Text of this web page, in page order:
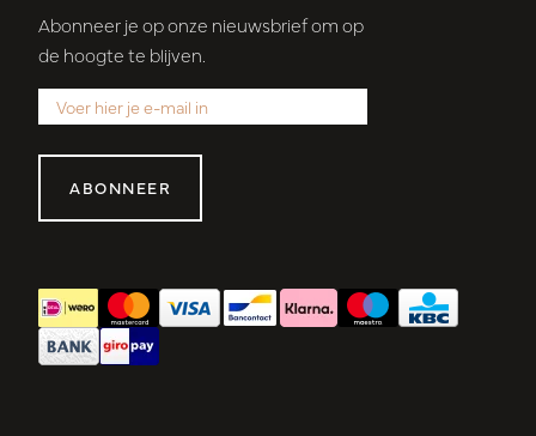
Abonneer je op onze nieuwsbrief om op
de hoogte te blijven.
ABONNEER